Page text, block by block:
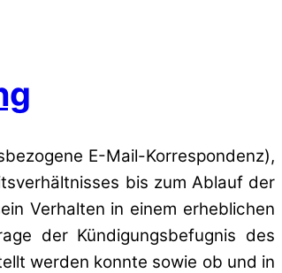
E-Mail-Korrespondenz),
bis zum Ablauf der
Verhalten in einem erheblichen
der Kündigungsbefugnis des
werden konnte sowie ob und in